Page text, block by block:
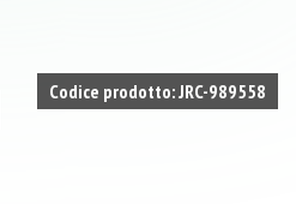
Codice prodotto: JRC-989558